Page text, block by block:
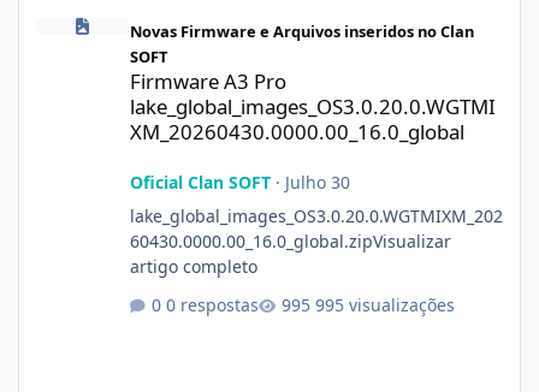
Firmware A3 Pro
Novas Firmware e Arquivos inseridos no Clan
SOFT
Firmware A3 Pro
lake_global_images_OS3.0.20.0.WGTMI
XM_20260430.0000.00_16.0_global
Oficial Clan SOFT· Julho 30
lake_global_images_OS3.0.20.0.WGTMIXM_202
60430.0000.00_16.0_global.zipVisualizar
artigo completo
0 respostas
995 visualizações